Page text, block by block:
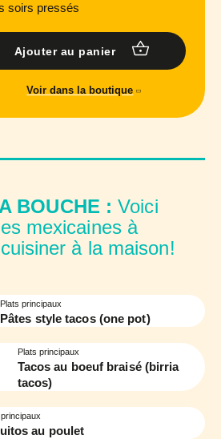
soirs pressés
Ajouter au panier
Voir dans la boutique
BOUCHE : Voici
mexicaines à
à la maison!
Plats principaux
Pâtes style tacos (one pot)
Plats principaux
Tacos au boeuf braisé (birria
tacos)
au poulet